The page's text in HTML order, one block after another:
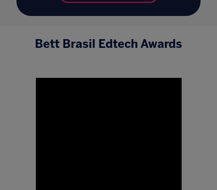
Bett Brasil Edtech Awards